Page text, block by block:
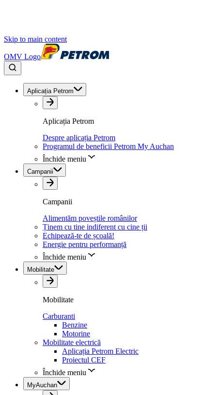
Skip to main content
OMV Logo
Aplicația Petrom
Aplicația Petrom
Despre aplicația Petrom
Programul de beneficii Petrom My Auchan
Închide meniu
Campanii
Campanii
Alimentăm poveștile românilor
Ținem cu tine indiferent cu cine ții
Echipează-te de școală!
Energie pentru performanță
Închide meniu
Mobilitate
Mobilitate
Carburanti
Benzine
Motorine
Mobilitate electrică
Aplicația Petrom Electric
Proiectul CEF
Închide meniu
MyAuchan